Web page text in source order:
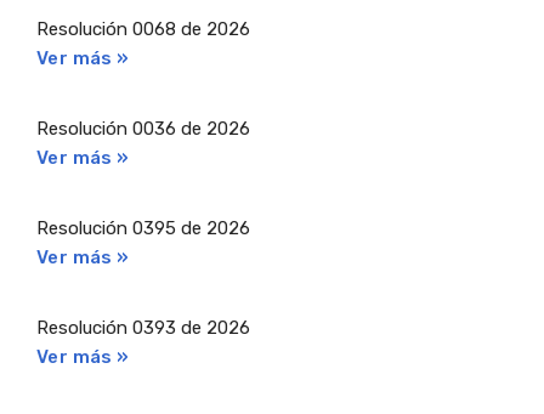
Resolución 0068 de 2026
Ver más »
Resolución 0036 de 2026
Ver más »
Resolución 0395 de 2026
Ver más »
Resolución 0393 de 2026
Ver más »